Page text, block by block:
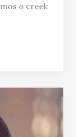
o creek